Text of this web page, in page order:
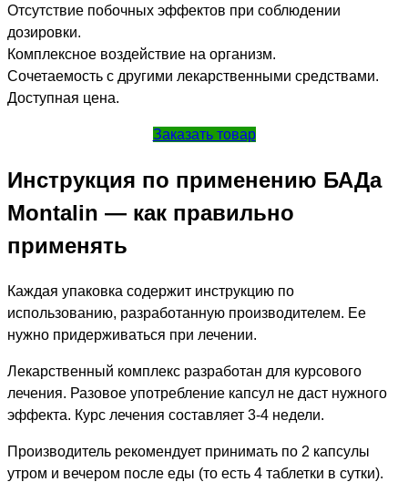
Отсутствие побочных эффектов при соблюдении
дозировки.
Комплексное воздействие на организм.
Сочетаемость с другими лекарственными средствами.
Доступная цена.
Заказать товар
Инструкция по применению БАДа
Montalin — как правильно
применять
Каждая упаковка содержит инструкцию по
использованию, разработанную производителем. Ее
нужно придерживаться при лечении.
Лекарственный комплекс разработан для курсового
лечения. Разовое употребление капсул не даст нужного
эффекта. Курс лечения составляет 3-4 недели.
Производитель рекомендует принимать по 2 капсулы
утром и вечером после еды (то есть 4 таблетки в сутки).